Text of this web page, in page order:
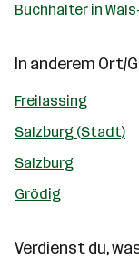
Buchhalter in
In anderem Ort/
Freilassing
Salzburg (Stadt)
Salzburg
Grödig
Verdienst du,